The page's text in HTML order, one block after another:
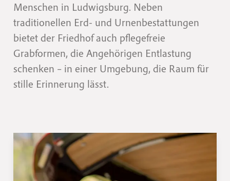
Menschen in Ludwigsburg. Neben
traditionellen Erd- und Urnenbestattungen
bietet der Friedhof auch pflegefreie
Grabformen, die Angehörigen Entlastung
schenken – in einer Umgebung, die Raum für
stille Erinnerung lässt.